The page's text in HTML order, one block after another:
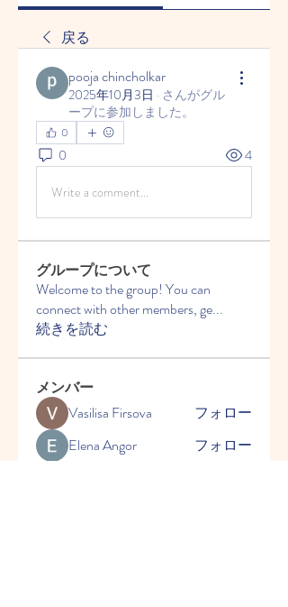
戻る
pooja chincholkar
2025年10月3日 · さんがグル
ープに参加しました。
0
0 4
Write a comment...
グループについて
Welcome to the group! You can
connect with other members, ge...
続きを読む
メンバー
Vasilisa Firsova
フォロー
Elena Angor
フォロー